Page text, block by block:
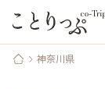
神奈川県